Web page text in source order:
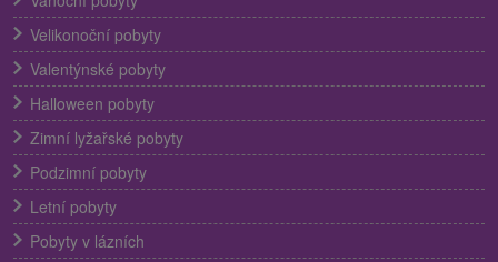
Velikonoční pobyty
Valentýnské pobyty
Halloween pobyty
Zimní lyžařské pobyty
Podzimní pobyty
Letní pobyty
Pobyty v lázních